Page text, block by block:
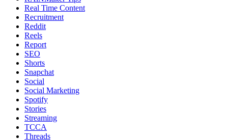
Real Time Content
Recruitment
Reddit
Reels
Report
SEO
Shorts
Snapchat
Social
Social Marketing
Spotify
Stories
Streaming
TCCA
Threads